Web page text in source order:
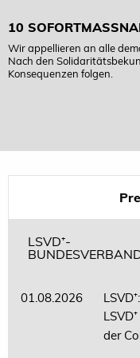
10
Wir appellieren an alle
Nach den
Konsequenzen folgen.
LSVD⁺-
01.08.2026 LSVD⁺:
der